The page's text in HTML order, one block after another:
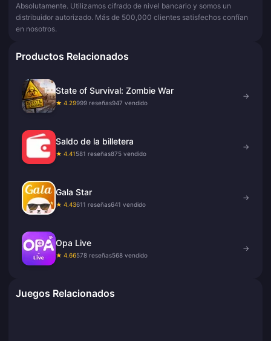
Absolutamente. Utilizamos cifrado de nivel bancario y somos un
distribuidor autorizado. Más de 500,000 clientes satisfechos confían
en nosotros.
Productos Relacionados
State of Survival: Zombie War
★ 4.29999 reseñas947 vendido
→
Saldo de la billetera
★ 4.41581 reseñas875 vendido
→
Gala Star
★ 4.43611 reseñas641 vendido
→
Opa Live
★ 4.66578 reseñas568 vendido
→
Juegos Relacionados